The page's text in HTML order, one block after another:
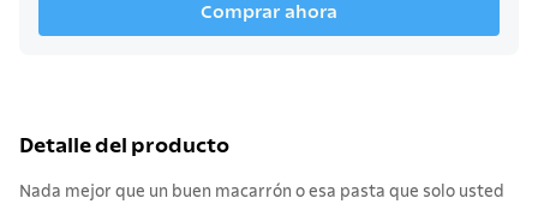
Comprar ahora
Detalle del producto
Nada mejor que un buen macarrón o esa pasta que solo usted